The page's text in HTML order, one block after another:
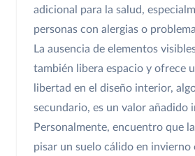
adicional para la salud,
personas con alergias o
La ausencia de elementos
también libera espacio y ofrece
libertad en el diseño interior,
secundario, es un valor añadido
Personalmente, encuentro que
pisar un suelo cálido en invierno